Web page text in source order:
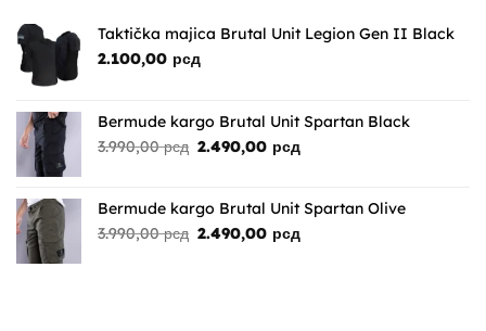
Taktička majica Brutal Unit Legion Gen II Black
2.100,00 рсд
Bermude kargo Brutal Unit Spartan Black
3.990,00рсд Originalna
bila:
3.990,00 рсд.
2.490,00 рсдTrenutna
2.490,00 рсд.
Bermude kargo Brutal Unit Spartan Olive
3.990,00рсд Originalna
2.490,00 рсдTrenutna